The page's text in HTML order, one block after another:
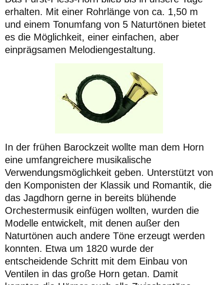
erhalten. Mit einer Rohrlänge von ca. 1,50 m
und einem Tonumfang von 5 Naturtönen bietet
es die Möglichkeit, einer einfachen, aber
einprägsamen Melodiengestaltung.
In der frühen Barockzeit wollte man dem Horn
eine umfangreichere musikalische
Verwendungsmöglichkeit geben. Unterstützt von
den Komponisten der Klassik und Romantik, die
das Jagdhorn gerne in bereits blühende
Orchestermusik einfügen wollten, wurden die
Modelle entwickelt, mit denen außer den
Naturtönen auch andere Töne erzeugt werden
konnten. Etwa um 1820 wurde der
entscheidende Schritt mit dem Einbau von
Ventilen in das große Horn getan. Damit